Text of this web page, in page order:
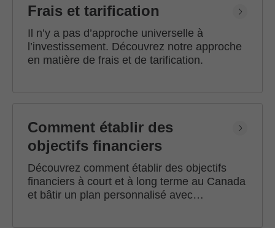
Frais et tarification
Il n’y a pas d’approche universelle à
l’investissement. Découvrez notre approche
en matière de frais et de tarification.
Comment établir des
objectifs financiers
Découvrez comment établir des objectifs
financiers à court et à long terme au Canada
et bâtir un plan personnalisé avec